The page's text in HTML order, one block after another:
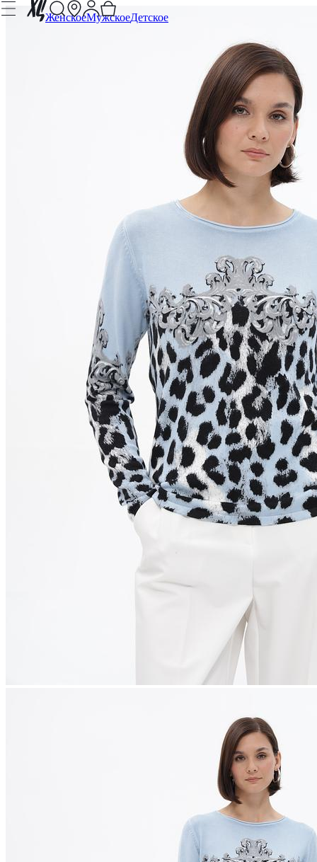
ЖенскоеМужскоеДетское